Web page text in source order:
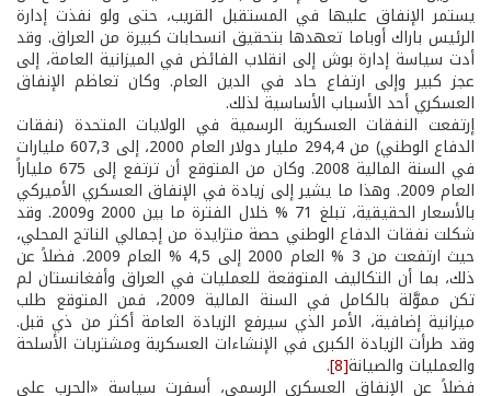
يستمر الإنفاق عليها في المستقبل القريب، حتى ولو نفذت إدارة
الرئيس باراك أوباما تعهدها بتحقيق انسحابات كبيرة من العراق. وقد
أدت سياسة إدارة بوش إلى انقلاب الفائض في الميزانية العامة، إلى
عجز كبير وإلى ارتفاع حاد في الدين العام. وكان تعاظم الإنفاق
العسكري أحد الأسباب الأساسية لذلك.
إرتفعت النفقات العسكرية الرسمية في الولايات المتحدة (نفقات
الدفاع الوطني) من 294,4 مليار دولار العام 2000، إلى 607,3 مليارات
في السنة المالية 2008. وكان من المتوقع أن ترتفع إلى 675 ملياراً
العام 2009. وهذا ما يشير إلى زيادة في الإنفاق العسكري الأميركي
بالأسعار الحقيقية، تبلغ 71 % خلال الفترة ما بين 2000 و2009. وقد
شكلت نفقات الدفاع الوطني حصة متزايدة من إجمالي الناتج المحلي،
حيث ارتفعت من 3 % العام 2000 إلى 4,5 % العام 2009. فضلاً عن
ذلك، بما أن التكاليف المتوقعة للعمليات في العراق وأفغانستان لم
تكن مموَّلة بالكامل في السنة المالية 2009، فمن المتوقع طلب
ميزانية إضافية، الأمر الذي سيرفع الزيادة العامة أكثر من ذي قبل.
وقد طرأت الزيادة الكبرى في الإنشاءات العسكرية ومشتريات الأسلحة
والعمليات والصيانة[8]
.
فضلاً عن الإنفاق العسكري الرسمي، أسفرت سياسة «الحرب على